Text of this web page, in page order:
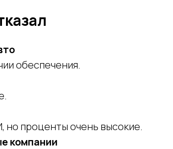
обеспечения.
но проценты очень высокие.
компании